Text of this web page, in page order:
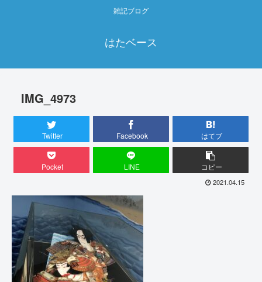
雑記ブログ
はたベース
IMG_4973
Twitter Facebook はてブ
Pocket LINE コピー
2021.04.15